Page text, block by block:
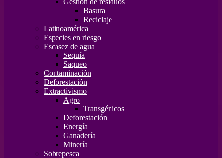
Gestión de residuos
Basura
Reciclaje
Latinoamérica
Especies en riesgo
Escasez de agua
Sequía
Saqueo
Contaminación
Deforestación
Extractivismo
Agro
Transgénicos
Deforestación
Energía
Ganadería
Minería
Sobrepesca